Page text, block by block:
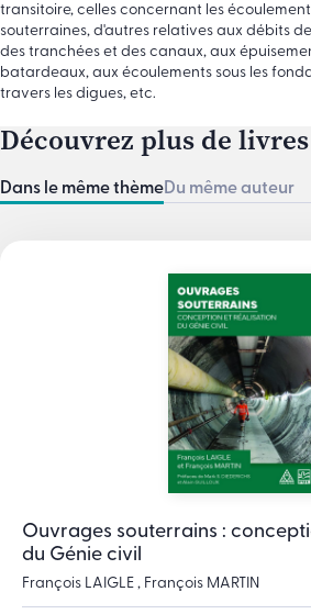
transitoire, celles concernant les
souterraines, d'autres relatives aux débits
des tranchées et des canaux, aux
batardeaux, aux écoulements sous les
travers les digues, etc.
Découvrez plus de livres
Dans le même thèmeDu même auteur
Ouvrages souterrains :
du Génie civil
François LAIGLE , François MARTIN